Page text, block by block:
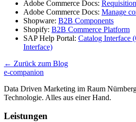
Adobe Commerce Docs:
Adobe Commerce Docs: Manage
Shopware: B2B Components
Shopify: B2B Commerce Platform
SAP Help Portal: Catalog Interface
Interface)
← Zurück zum Blog
e-companion
Data Driven Marketing im Raum
Technologie. Alles aus einer Hand.
Leistungen